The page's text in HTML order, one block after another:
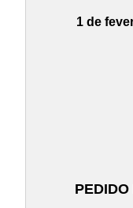
1 de
PEDIDO